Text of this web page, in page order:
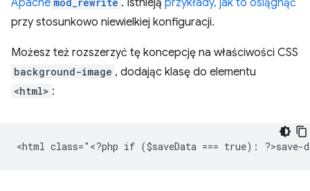
Apache
. Istnieją przykłady, jak to osiągnąć
przy stosunkowo niewielkiej konfiguracji.
Możesz też rozszerzyć tę koncepcję na właściwości CSS
background-image , dodając klasę do elementu
<html> :
<html class="<?php if ($saveData === true): ?>save-